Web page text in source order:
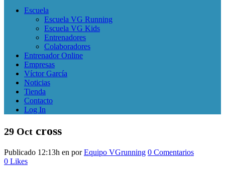
Escuela
Escuela VG Running
Escuela VG Kids
Entrenadores
Colaboradores
Entrenador Online
Empresas
Víctor García
Noticias
Tienda
Contacto
Log In
29 Oct cross
Publicado 12:13h en porEquipo VGrunning 0 Comentarios
0 Likes